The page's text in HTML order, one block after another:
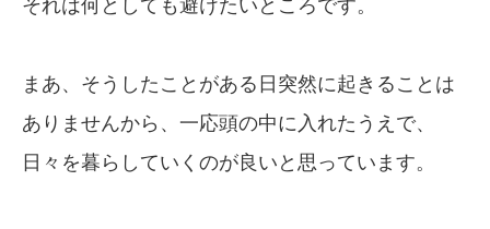
それは何としても避けたいところです。
まあ、そうしたことがある日突然に起きることは
ありませんから、一応頭の中に入れたうえで、
日々を暮らしていくのが良いと思っています。